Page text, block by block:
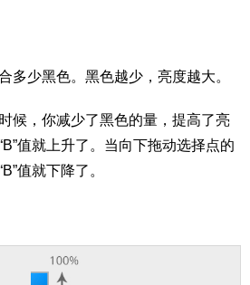
多少黑色。黑色越少，亮度越大。
候，你减少了黑色的量，提高了亮
值就上升了。当向下拖动选择点的
值就下降了。